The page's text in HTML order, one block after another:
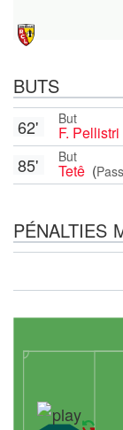
BUTS
But
F. Pellistri
62'
But
Tetê (
85'
PÉNALTIES